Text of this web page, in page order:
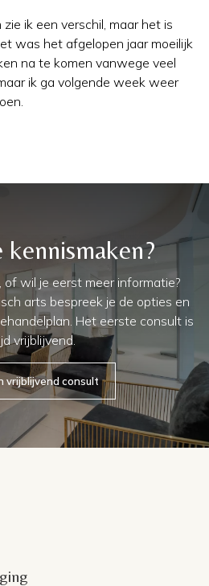
ik een verschil, maar het is
was het afgelopen jaar moeilijk
na te komen vanwege veel
ik ga volgende week weer
wil je eerst meer informatie?
arts bespreek je de opties en
Het eerste consult is
vrijblijvend.
vrijblijvend consult